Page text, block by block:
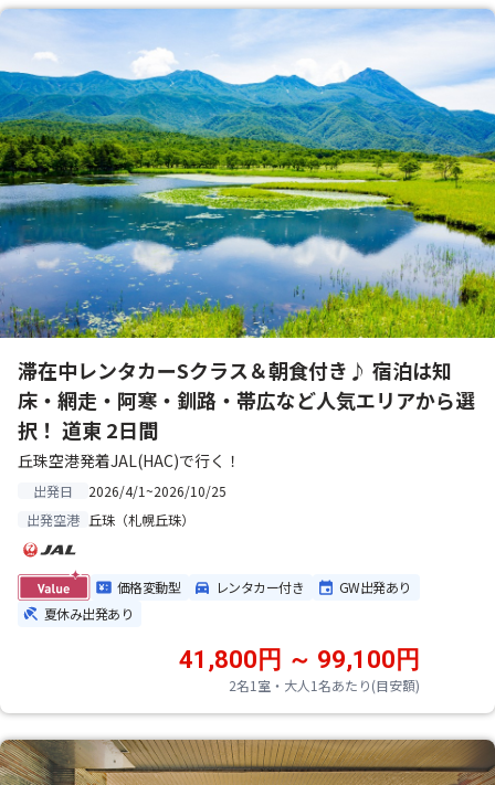
滞在中レンタカーSクラス＆朝食付き♪ 宿泊は知
床・網走・阿寒・釧路・帯広など人気エリアから選
択！ 道東 2日間
丘珠空港発着JAL(HAC)で行く！
出発日
2026/4/1~2026/10/25
出発空港 丘珠（札幌丘珠）
価格変動型 レンタカー付き
GW出発あり
夏休み出発あり
2名1室・大人1名あたり(目安額)
41,800円 ～ 99,100円